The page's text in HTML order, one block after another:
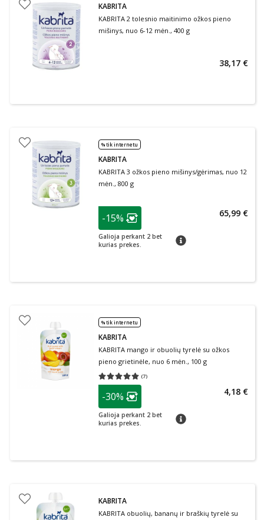
KABRITA
KABRITA 2 tolesnio maitinimo ožkos pieno
mišinys, nuo 6-12 mėn., 400 g
38,17 €
% tik internetu
KABRITA
KABRITA 3 ožkos pieno mišinys/gėrimas, nuo 12
mėn., 800 g
patarimas
Lojalumo klubo narių nuolaida
-15%
Galioja perkant 2 bet
kurias prekes.
patarimas
65,99 €
% tik internetu
KABRITA
KABRITA mango ir obuolių tyrelė su ožkos
pieno grietinėle, nuo 6 mėn., 100 g
(7)
Vidutinis įvertinimas 5.00
patarimas
Lojalumo klubo narių nuolaida
-30%
Galioja perkant 2 bet
kurias prekes.
patarimas
4,18 €
KABRITA
KABRITA obuolių, bananų ir braškių tyrelė su